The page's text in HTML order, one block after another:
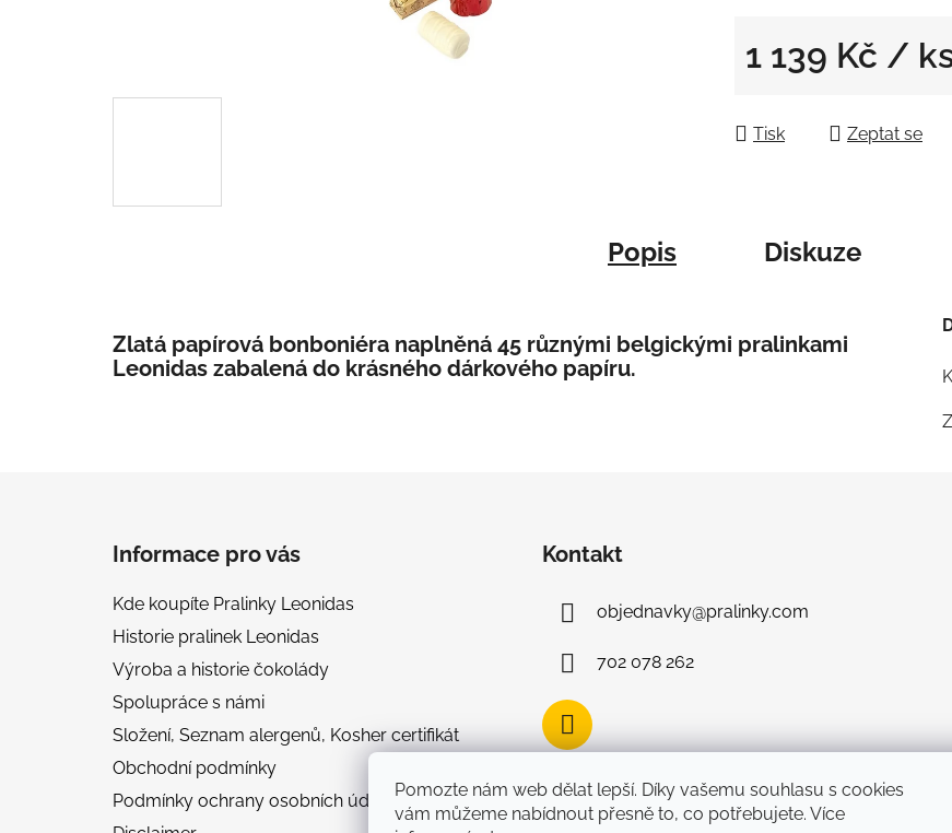
Pomozte nám web dělat lepší. Díky vašemu souhlasu s cookies
vám můžeme nabídnout přesně to, co potřebujete. Více
1 139 Kč /
Tisk Zeptat se
Popis Diskuze
Zlatá papírová bonboniéra naplněná 45 různými belgickými pralinkami
Leonidas zabalená do krásného dárkového papíru.
Informace pro vás
Kde koupíte Pralinky Leonidas
Historie pralinek Leonidas
Výroba a historie čokolády
Spolupráce s námi
Složení, Seznam alergenů, Kosher certifikát
Obchodní podmínky
Podmínky ochrany osobních údajů
Kontakt
objednavky@pralinky.com
702 078 262